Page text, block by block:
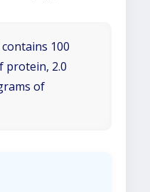
100
protein, 2.0
of